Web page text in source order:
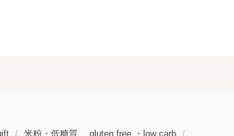
米粉・低糖質 gluten free ・low carb